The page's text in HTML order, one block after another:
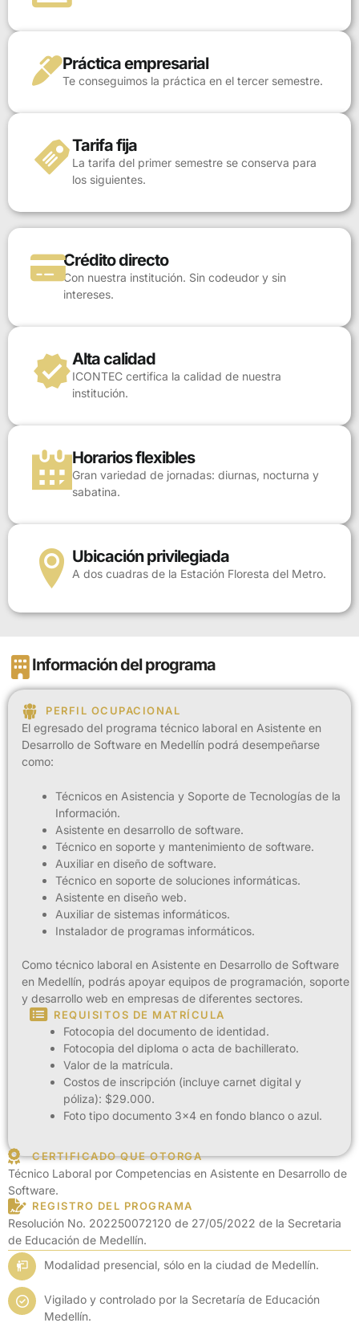
Práctica empresarial
Te conseguimos la práctica en el tercer semestre.
Tarifa fija
La tarifa del primer semestre se conserva para
los siguientes.
Crédito directo
Con nuestra institución. Sin codeudor y sin
intereses.
Alta calidad
ICONTEC certifica la calidad de nuestra
institución.
Horarios flexibles
Gran variedad de jornadas: diurnas, nocturna y
sabatina.
Ubicación privilegiada
A dos cuadras de la Estación Floresta del Metro.
Información del programa
PERFIL OCUPACIONAL
El egresado del programa técnico laboral en Asistente en
Desarrollo de Software en Medellín podrá desempeñarse
como:
Técnicos en Asistencia y Soporte de Tecnologías de la
Información.
Asistente en desarrollo de software.
Técnico en soporte y mantenimiento de software.
Auxiliar en diseño de software.
Técnico en soporte de soluciones informáticas.
Asistente en diseño web.
Auxiliar de sistemas informáticos.
Instalador de programas informáticos.
Como técnico laboral en Asistente en Desarrollo de Software
en Medellín, podrás apoyar equipos de programación, soporte
y desarrollo web en empresas de diferentes sectores.
REQUISITOS DE MATRÍCULA
Fotocopia del documento de identidad.
Fotocopia del diploma o acta de bachillerato.
Valor de la matrícula.
Costos de inscripción (incluye carnet digital y
póliza): $29.000.
Foto tipo documento 3×4 en fondo blanco o azul.
CERTIFICADO QUE OTORGA
Técnico Laboral por Competencias en Asistente en Desarrollo de
Software.
REGISTRO DEL PROGRAMA
Resolución No. 202250072120 de 27/05/2022 de la Secretaria
de Educación de Medellín.
Modalidad presencial, sólo en la ciudad de Medellín.
Vigilado y controlado por la Secretaría de Educación
Medellín.